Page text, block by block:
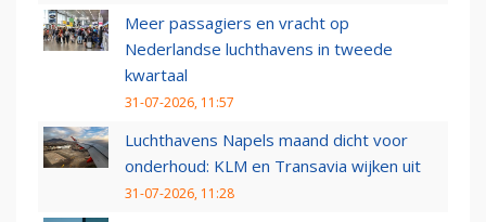
Meer passagiers en vracht op
Nederlandse luchthavens in tweede
kwartaal
31-07-2026, 11:57
Luchthavens Napels maand dicht voor
onderhoud: KLM en Transavia wijken uit
31-07-2026, 11:28